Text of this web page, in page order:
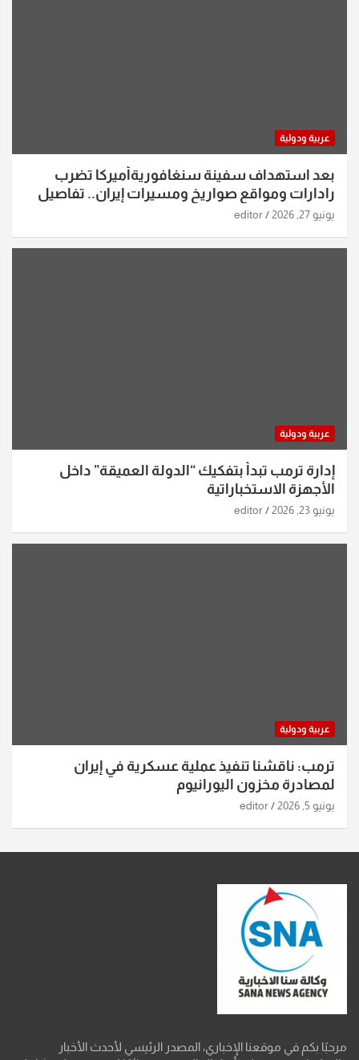
عربية ودولية
بعد استهداف سفينة سنغافوريةأميركا تضرب
رادارات ومواقع صواريخ ومسيرات إيران.. تفاصيل
الساعات الماضية
يونيو 27, 2026 editor
عربية ودولية
إدارة ترمب تبدأ بتفكيك “الدولة العميقة” داخل
الأجهزة الاستخباراتية
يونيو 23, 2026 editor
عربية ودولية
ترمب: ناقشنا تنفيذ عملية عسكرية في إيران
لمصادرة مخزون اليورانيوم
يونيو 5, 2026 editor
مرحبًا بكم في موقعنا الإخباري، المصدر الرئيسي لأحدث الأخبار